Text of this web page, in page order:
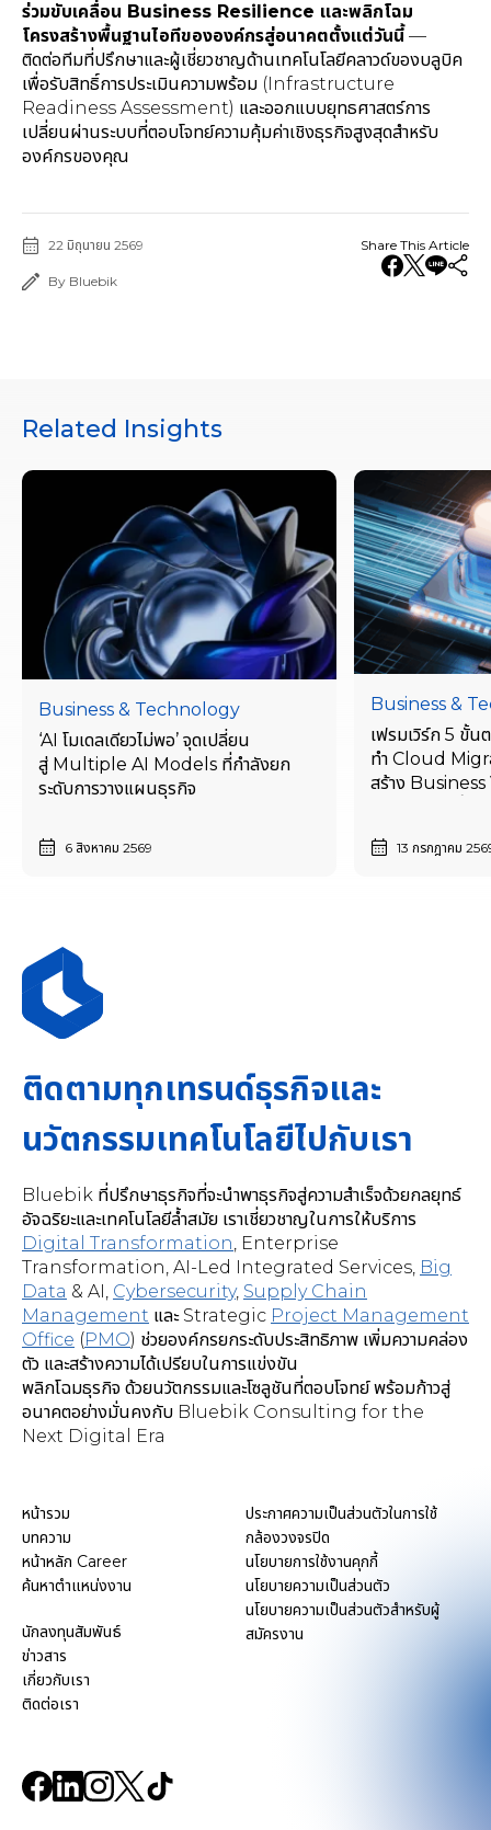
ร่วมขับเคลื่อน Business Resilience และพลิกโฉม
โครงสร้างพื้นฐานไอทีขององค์กรสู่อนาคตตั้งแต่วันนี้ —
ติดต่อทีมที่ปรึกษาและผู้เชี่ยวชาญด้านเทคโนโลยีคลาวด์ของบลูบิค
เพื่อรับสิทธิ์การประเมินความพร้อม (Infrastructure
Readiness Assessment) และออกแบบยุทธศาสตร์การ
เปลี่ยนผ่านระบบที่ตอบโจทย์ความคุ้มค่าเชิงธุรกิจสูงสุดสำหรับ
องค์กรของคุณ
22 มิถุนายน 2569
By Bluebik
Share This Article
Related Insights
Business & Technology
‘AI โมเดลเดียวไม่พอ’ จุดเปลี่ยน
สู่ Multiple AI Models ที่กำลังยก
ระดับการวางแผนธุรกิจ
6 สิงหาคม 2569
Business &
เฟรมเวิร์ก 5 ขั้น
ทำ Cloud
สร้าง
13 กรกฎาคม
ติดตามทุกเทรนด์ธุรกิจและ
นวัตกรรมเทคโนโลยีไปกับเรา
Bluebik ที่ปรึกษาธุรกิจที่จะนำพาธุรกิจสู่ความสำเร็จด้วยกลยุทธ์
อัจฉริยะและเทคโนโลยีล้ำสมัย เราเชี่ยวชาญในการให้บริการ
Digital Transformation, Enterprise
Transformation, AI-Led Integrated Services, Big
Data & AI, Cybersecurity, Supply Chain
Management และ Strategic Project Management
Office (PMO) ช่วยองค์กรยกระดับประสิทธิภาพ เพิ่มความคล่อง
ตัว และสร้างความได้เปรียบในการแข่งขัน
พลิกโฉมธุรกิจ ด้วยนวัตกรรมและโซลูชันที่ตอบโจทย์ พร้อมก้าวสู่
อนาคตอย่างมั่นคงกับ Bluebik Consulting for the
Next Digital Era
หน้ารวม
บทความ
หน้าหลัก Career
ค้นหาตำแหน่งงาน
นักลงทุนสัมพันธ์
ข่าวสาร
เกี่ยวกับเรา
ติดต่อเรา
ประกาศความเป็นส่วนตัวในการใช้
กล้องวงจรปิด
นโยบายการใช้งานคุกกี้
นโยบายความเป็นส่วนตัว
นโยบายความเป็นส่วนตัวสำหรับผู้
สมัครงาน